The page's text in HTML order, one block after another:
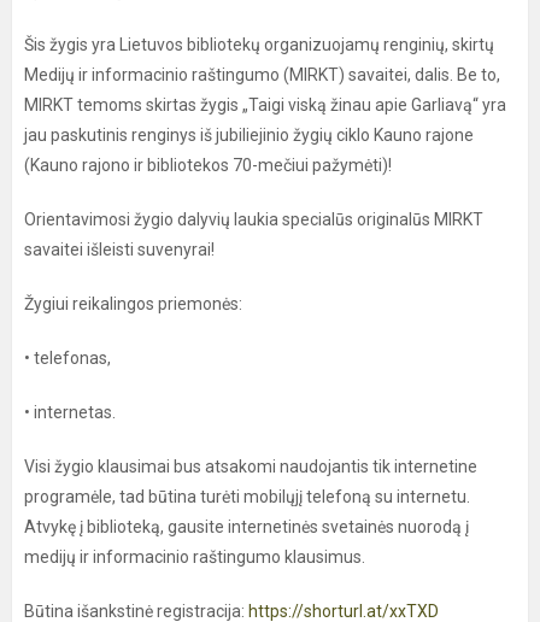
Šis žygis yra Lietuvos bibliotekų organizuojamų renginių, skirtų
Medijų ir informacinio raštingumo (MIRKT) savaitei, dalis. Be to,
MIRKT temoms skirtas žygis „Taigi viską žinau apie Garliavą“ yra
jau paskutinis renginys iš jubiliejinio žygių ciklo Kauno rajone
(Kauno rajono ir bibliotekos 70-mečiui pažymėti)!
Orientavimosi žygio dalyvių laukia specialūs originalūs MIRKT
savaitei išleisti suvenyrai!
Žygiui reikalingos priemonės:
• telefonas,
• internetas.
Visi žygio klausimai bus atsakomi naudojantis tik internetine
programėle, tad būtina turėti mobilųjį telefoną su internetu.
Atvykę į biblioteką, gausite internetinės svetainės nuorodą į
medijų ir informacinio raštingumo klausimus.
Būtina išankstinė registracija: https://shorturl.at/xxTXD